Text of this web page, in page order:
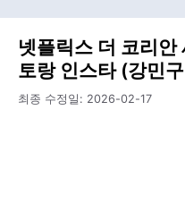
넷플릭스 더 코리안
토랑 인스타 (강민
최종 수정일: 2026-02-17